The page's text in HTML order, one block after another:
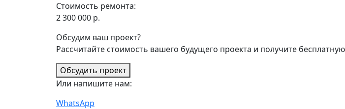
Стоимость ремонта:
2 300 000 р.
Обсудим ваш проект?
Рассчитайте стоимость вашего будущего проекта и получите
Обсудить проект
Или напишите нам:
WhatsApp